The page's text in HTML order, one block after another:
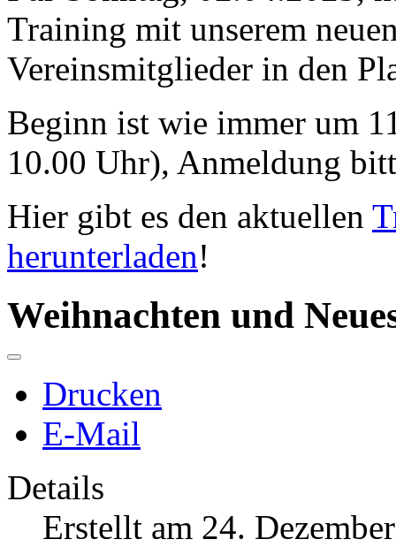
Training mit unserem
Vereinsmitglieder in den
Beginn ist wie immer um
10.00 Uhr), Anmeldung
Hier gibt es den aktuellen
herunterladen!
Weihnachten und
Drucken
E-Mail
Details
Erstellt am 24.